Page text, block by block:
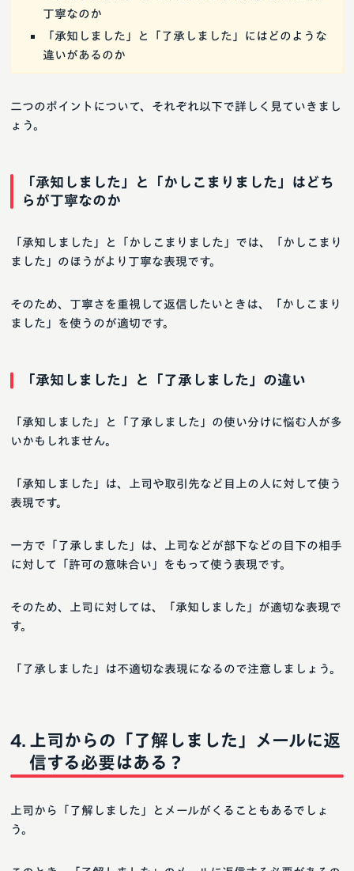
丁寧なのか
「承知しました」と「了承しました」にはどのような
違いがあるのか
二つのポイントについて、それぞれ以下で詳しく見ていきまし
ょう。
「承知しました」と「かしこまりました」はどち
らが丁寧なのか
「承知しました」と「かしこまりました」では、「かしこまり
ました」のほうがより丁寧な表現です。
そのため、丁寧さを重視して返信したいときは、「かしこまり
ました」を使うのが適切です。
「承知しました」と「了承しました」の違い
「承知しました」と「了承しました」の使い分けに悩む人が多
いかもしれません。
「承知しました」は、上司や取引先など目上の人に対して使う
表現です。
一方で「了承しました」は、上司などが部下などの目下の相手
に対して「許可の意味合い」をもって使う表現です。
そのため、上司に対しては、「承知しました」が適切な表現で
す。
「了承しました」は不適切な表現になるので注意しましょう。
上司からの「了解しました」メールに返
信する必要はある？
上司から「了解しました」とメールがくることもあるでしょ
う。